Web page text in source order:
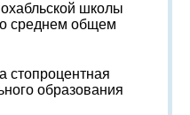
школы
о среднем общем
стопроцентная
образования